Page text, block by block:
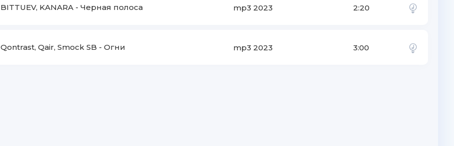
BITTUEV, KANARA - Черная полоса mp3 2023 2:20
Qontrast, Qair, Smock SB - Огни mp3 2023 3:00